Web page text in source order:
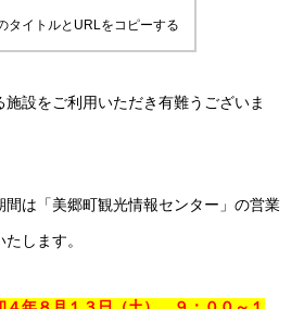
タイトルとURLをコピーする
設をご利用いただき有難うございま
は「美郷町観光情報センター」の営業
します。